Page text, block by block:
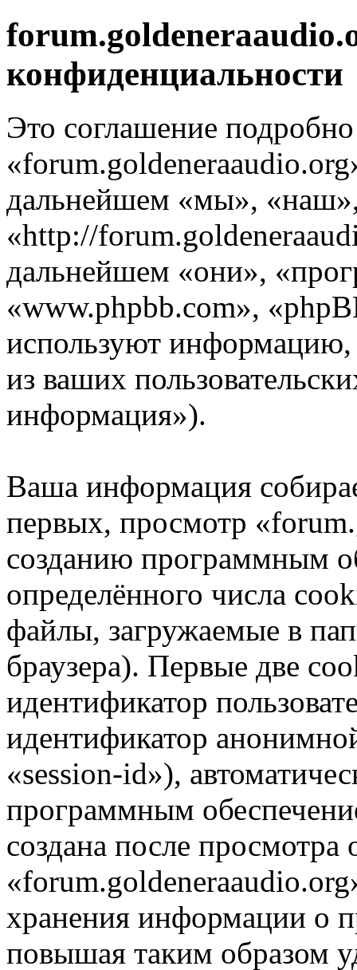
конфиденциальности
Это соглашение подробно
дальнейшем «мы»,
«http://
дальнейшем «они»,
«www.phpbb.com»,
используют
из ваших
информация»).
Ваша информация
первых, просмотр
созданию программным
определённого числа
файлы, загружаемые в
браузера). Первые две
идентификатор
идентификатор
«session-id»),
программным
создана после
хранения информации о
повышая таким образом